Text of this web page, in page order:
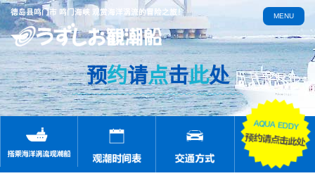
德岛县鸣门市 鸣门海峡 观赏海洋涡流的冒险之旅！ MENU
预约请点击此处